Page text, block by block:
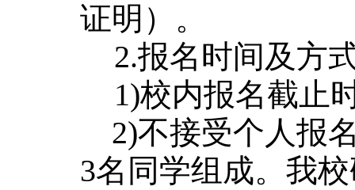
证明）。
2.报名时间及方
1)校内报名截止
2)不接受个人报
3名同学组成。我